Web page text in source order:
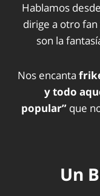
Hablamos
dirige a otro
son la
Nos encanta
y todo
popular” que
Un